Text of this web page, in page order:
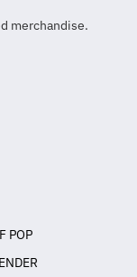
merchandise.
POP